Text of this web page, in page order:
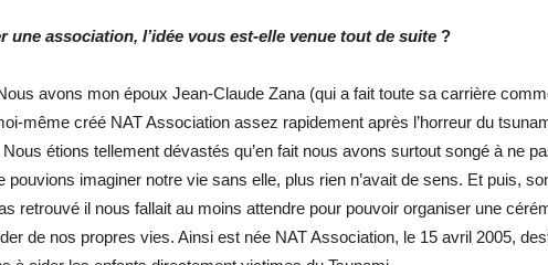
une association, l’idée vous est-elle venue tout de suite ?
avons mon époux Jean-Claude Zana (qui a fait toute sa carrière
même créé NAT Association assez rapidement après l’horreur du
étions tellement dévastés qu’en fait nous avons surtout songé à ne
pouvions imaginer notre vie sans elle, plus rien n’avait de sens. Et puis,
retrouvé il nous fallait au moins attendre pour pouvoir organiser une
de nos propres vies. Ainsi est née NAT Association, le 15 avril 2005,